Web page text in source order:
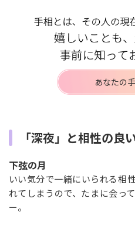
あなたの
「深夜」と相性の良
下弦の月
いい気分で一緒にいられる相
れてしまうので、たまに会っ
ー。